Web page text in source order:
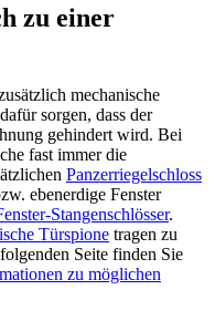
zu einer
mechanische
sorgen, dass der
gehindert wird. Bei
fast immer die
Panzerriegelschloss
ebenerdige Fenster
Stangenschlösser.
Türspione tragen zu
Seite finden Sie
zu möglichen